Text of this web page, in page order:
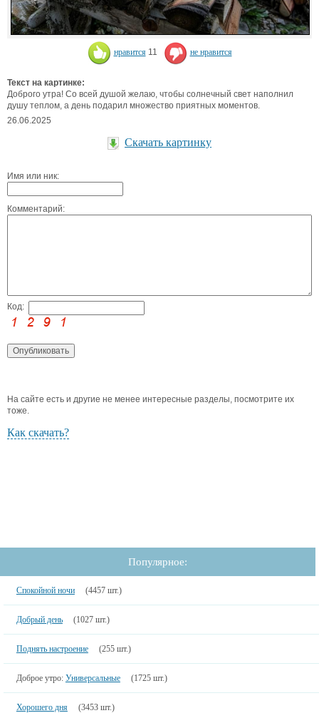
нравится 11 не нравится
Текст на картинке:
Доброго утра! Со всей душой желаю, чтобы солнечный свет наполнил
душу теплом, а день подарил множество приятных моментов.
26.06.2025
Скачать картинку
Имя или ник:
Комментарий:
Код:
На сайте есть и другие не менее интересные разделы, посмотрите их
тоже.
Как скачать?
Популярное:
Спокойной ночи (4457 шт.)
Добрый день (1027 шт.)
Поднять настроение (255 шт.)
Доброе утро: Универсальные (1725 шт.)
Хорошего дня (3453 шт.)